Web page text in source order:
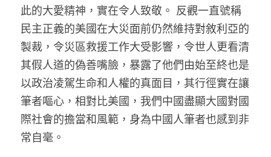
此的大愛精神，實在令人致敬。 反觀一直號稱
民主正義的美國在大災面前仍然維持對敘利亞的
製裁，令災區救援工作大受影響，令世人更看清
其假人道的偽善嘴臉，暴露了他們由始至終也是
以政治凌駕生命和人權的真面目，其行徑實在讓
筆者嘔心，相對比美國，我們中國盡顯大國對國
際社會的擔當和風範，身為中國人筆者也感到非
常自毫。